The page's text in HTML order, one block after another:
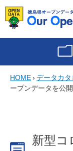
HOME› データカタ
ープンデータを公開
新型コ